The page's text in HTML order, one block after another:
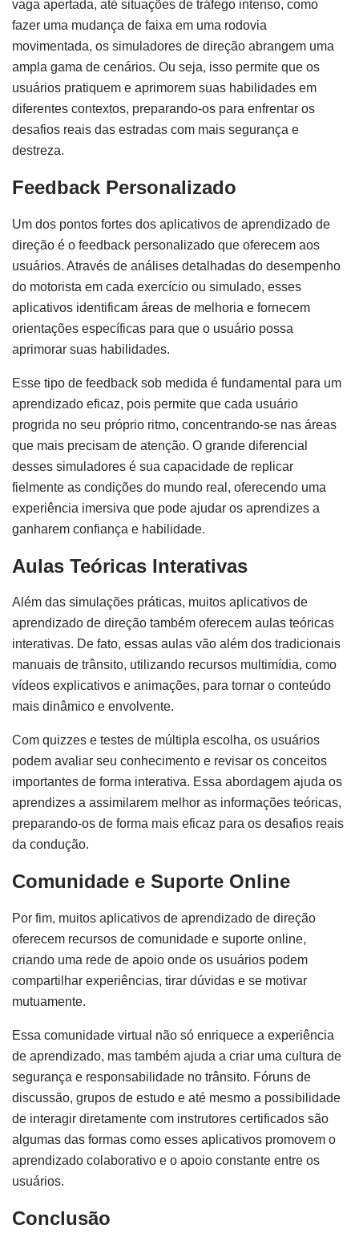
vaga apertada, até situações de tráfego intenso, como
fazer uma mudança de faixa em uma rodovia
movimentada, os simuladores de direção abrangem uma
ampla gama de cenários. Ou seja, isso permite que os
usuários pratiquem e aprimorem suas habilidades em
diferentes contextos, preparando-os para enfrentar os
desafios reais das estradas com mais segurança e
destreza.
Feedback Personalizado
Um dos pontos fortes dos aplicativos de aprendizado de
direção é o feedback personalizado que oferecem aos
usuários. Através de análises detalhadas do desempenho
do motorista em cada exercício ou simulado, esses
aplicativos identificam áreas de melhoria e fornecem
orientações específicas para que o usuário possa
aprimorar suas habilidades.
Esse tipo de feedback sob medida é fundamental para um
aprendizado eficaz, pois permite que cada usuário
progrida no seu próprio ritmo, concentrando-se nas áreas
que mais precisam de atenção. O grande diferencial
desses simuladores é sua capacidade de replicar
fielmente as condições do mundo real, oferecendo uma
experiência imersiva que pode ajudar os aprendizes a
ganharem confiança e habilidade.
Aulas Teóricas Interativas
Além das simulações práticas, muitos aplicativos de
aprendizado de direção também oferecem aulas teóricas
interativas. De fato, essas aulas vão além dos tradicionais
manuais de trânsito, utilizando recursos multimídia, como
vídeos explicativos e animações, para tornar o conteúdo
mais dinâmico e envolvente.
Com quizzes e testes de múltipla escolha, os usuários
podem avaliar seu conhecimento e revisar os conceitos
importantes de forma interativa. Essa abordagem ajuda os
aprendizes a assimilarem melhor as informações teóricas,
preparando-os de forma mais eficaz para os desafios reais
da condução.
Comunidade e Suporte Online
Por fim, muitos aplicativos de aprendizado de direção
oferecem recursos de comunidade e suporte online,
criando uma rede de apoio onde os usuários podem
compartilhar experiências, tirar dúvidas e se motivar
mutuamente.
Essa comunidade virtual não só enriquece a experiência
de aprendizado, mas também ajuda a criar uma cultura de
segurança e responsabilidade no trânsito. Fóruns de
discussão, grupos de estudo e até mesmo a possibilidade
de interagir diretamente com instrutores certificados são
algumas das formas como esses aplicativos promovem o
aprendizado colaborativo e o apoio constante entre os
usuários.
Conclusão